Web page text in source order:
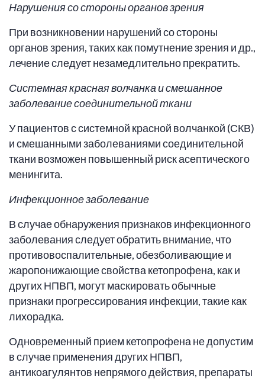
Нарушения со стороны органов зрения
При возникновении нарушений со стороны
органов зрения, таких как помутнение зрения и др.,
лечение следует незамедлительно прекратить.
Системная красная волчанка и смешанное
заболевание соединительной ткани
У пациентов с системной красной волчанкой (СКВ)
и смешанными заболеваниями соединительной
ткани возможен повышенный риск асептического
менингита.
Инфекционное заболевание
В случае обнаружения признаков инфекционного
заболевания следует обратить внимание, что
противовоспалительные, обезболивающие и
жаропонижающие свойства кетопрофена, как и
других НПВП, могут маскировать обычные
признаки прогрессирования инфекции, такие как
лихорадка.
Одновременный прием кетопрофена не допустим
в случае применения других НПВП,
антикоагулянтов непрямого действия, препараты